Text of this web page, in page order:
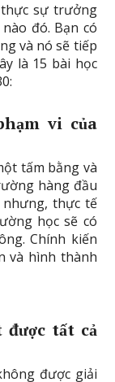
sự trưởng
đó. Bạn có
và nó sẽ tiếp
là 15 bài học
vi của
tấm bằng và
hàng đầu
nhưng, thực tế
học sẽ có
Chính kiến
và hình thành
được tất cả
được giải